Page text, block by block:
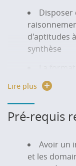
Disposer
d'aptitudes
synthèse
effet des
et
déduction.
Savoir
anglais afin
Lire plus
Pré-requis
Avoir un
et les